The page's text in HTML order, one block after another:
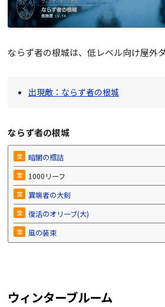
ならず者の根城は、低レベル向け屋外
出現敵：ならず者の根城
ならず者の根城
宝 暗闇の瓶詰
宝 1000リーフ
宝 異端者の大剣
宝 復活のオリーブ(大)
宝 風の装束
ウィンターブルーム